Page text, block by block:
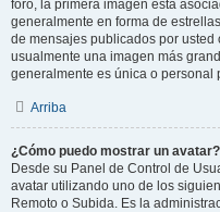
foro, la primera imagen está
generalmente en forma de
de mensajes publicados por usted
usualmente una imagen más
generalmente es única o personal
Arriba
¿Cómo puedo mostrar un avatar?
Desde su Panel de Control de
avatar utilizando uno de los
Remoto o Subida. Es la